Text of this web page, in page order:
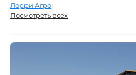
Лорри Агро
Посмотреть всех